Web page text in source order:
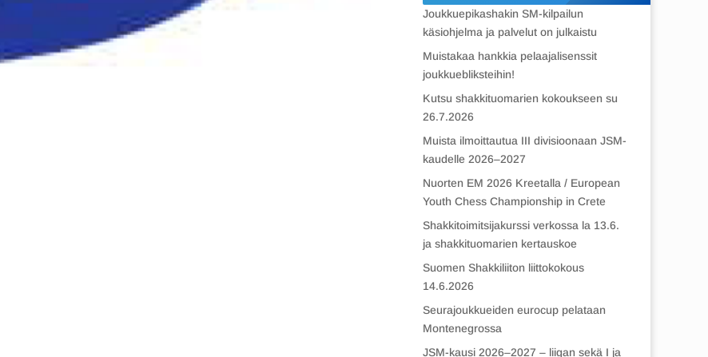
Joukkuepikashakin SM-kilpailun
käsiohjelma ja palvelut on julkaistu
Muistakaa hankkia pelaajalisenssit
joukkuebliksteihin!
Kutsu shakkituomarien kokoukseen su
26.7.2026
Muista ilmoittautua III divisioonaan JSM-
kaudelle 2026–2027
Nuorten EM 2026 Kreetalla / European
Youth Chess Championship in Crete
Shakkitoimitsijakurssi verkossa la 13.6.
ja shakkituomarien kertauskoe
Suomen Shakkiliiton liittokokous
14.6.2026
Seurajoukkueiden eurocup pelataan
Montenegrossa
JSM-kausi 2026–2027 – liigan sekä I ja